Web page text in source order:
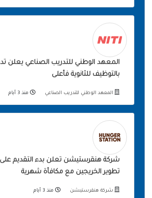
المعهد الوطني للتدريب الصناعي يعلن
بالتوظيف للثانوية فأعلى
المعهد الوطني للتدريب الصناعي منذ 3 أيام
شركة هنقرستيشن تعلن بدء التقديم على
تطوير الخريجين مع مكافأة شهرية
شركة هنقرستيشن منذ 3 أيام